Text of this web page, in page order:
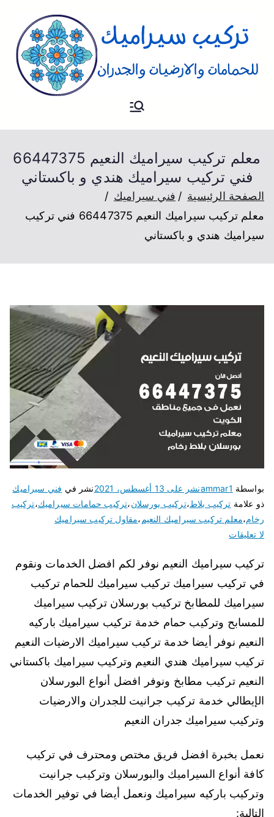
سيراميك
فني تركيب سيراميك للارضيات و
معلم تركيب سيراميك النعيم 66447375
فني تركيب سيراميك هندي و باكستاني
الصفحة الرئيسية
فني سيراميك
معلم تركيب سيراميك النعيم 66447375 فني تركيب
سيراميك هندي و باكستاني
بواسطة ammar1نشر على 13 أغسطس، 2021 نشر في فني سيراميك
ذو علامة تركيب بلاط،تركيب بورسلان،تركيب حمامات سيراميك،تركيب
رخام،معلم تركيب سيراميك النعيم ،مقاول تركيب سيراميك
لا تعليقات
تركيب سيراميك النعيم نوفر لكم افضل الخدمات ونقوم
في تركيب سيراميك تركيب سيراميك للحمام تركيب
سيراميك للمطابخ تركيب بورسلان تركيب سيراميك
للمسابح وتركيب حمام خدمة تركيب سيراميك باركيه
النعيم نوفر أيضا خدمة تركيب سيراميك الارضيات النعيم
تركيب سيراميك هندي النعيم وتركيب سيراميك باكستاني
النعيم تركيب مطابخ ونوفر افضل أنواع البورسلان
الإيطالي خدمة تركيب جرانيت للجدران والارضيات
وتركيب سيراميك جدران النعيم
نعمل بخبرة افضل فريق مختص ومحترف في تركيب
كافة أنواع السيراميك والبورسلان وتركيب جرانيت
وتركيب باركيه سيراميك ونعمل أيضا في توفير الخدمات
التالية: